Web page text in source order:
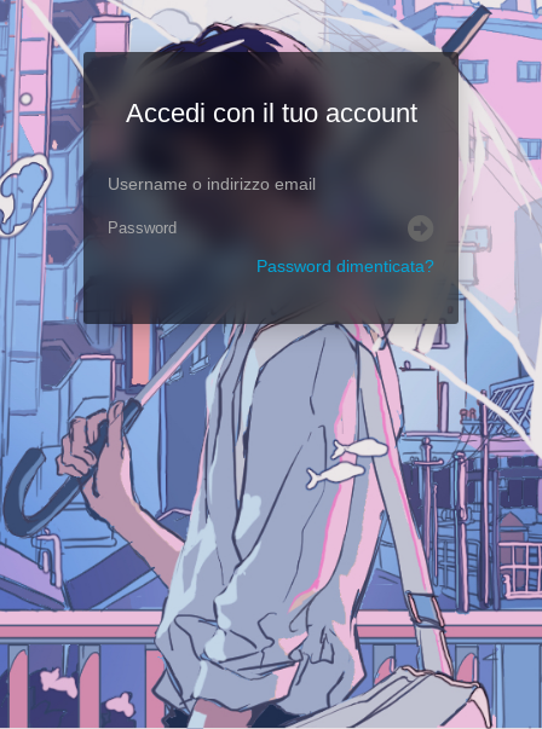
Accedi con il tuo account
Password dimenticata?